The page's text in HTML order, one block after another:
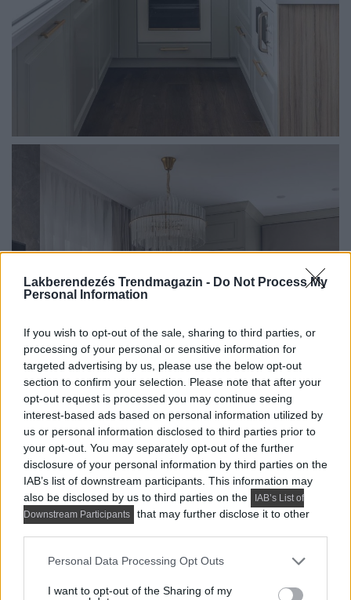
Lakberendezés Trendmagazin - Do Not Process My
Personal Information
If you wish to opt-out of the sale, sharing to third parties, or
processing of your personal or sensitive information for
targeted advertising by us, please use the below opt-out
section to confirm your selection. Please note that after your
opt-out request is processed you may continue seeing
interest-based ads based on personal information utilized by
us or personal information disclosed to third parties prior to
your opt-out. You may separately opt-out of the further
disclosure of your personal information by third parties on the
IAB’s list of downstream participants. This information may
also be disclosed by us to third parties on the
IAB’s List of
Downstream Participants
that may further disclose it to other
Please note that this website/app uses one or more Google
not limited to your visit or usage behaviour. You may click to
Personal Data Processing Opt Outs
I want to opt-out of the Sharing of my